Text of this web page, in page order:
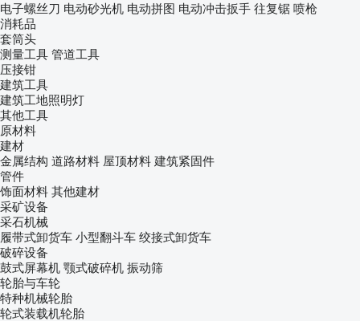
电子螺丝刀 电动砂光机 电动拼图 电动冲击扳手 往复锯 喷枪
消耗品
套筒头
测量工具 管道工具
压接钳
建筑工具
建筑工地照明灯
其他工具
原材料
建材
金属结构 道路材料 屋顶材料 建筑紧固件
管件
饰面材料 其他建材
采矿设备
采石机械
履带式卸货车 小型翻斗车 绞接式卸货车
破碎设备
鼓式屏幕机 颚式破碎机 振动筛
轮胎与车轮
特种机械轮胎
轮式装载机轮胎